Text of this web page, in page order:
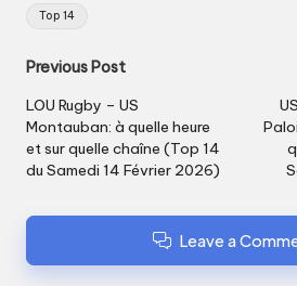
Tags:
Top 14
Post
navigation
Previous Post
LOU Rugby – US
Montauban: à quelle heure
et sur quelle chaîne (Top 14
du Samedi 14 Février 2026)
Leave a